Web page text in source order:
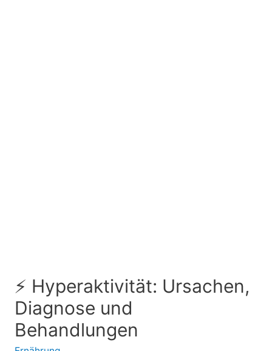
⚡ Hyperaktivität: Ursachen,
Diagnose und
Behandlungen